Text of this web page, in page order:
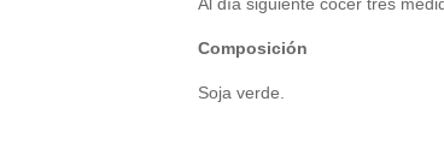
Al día siguiente cocer tres
Composición
Soja verde.